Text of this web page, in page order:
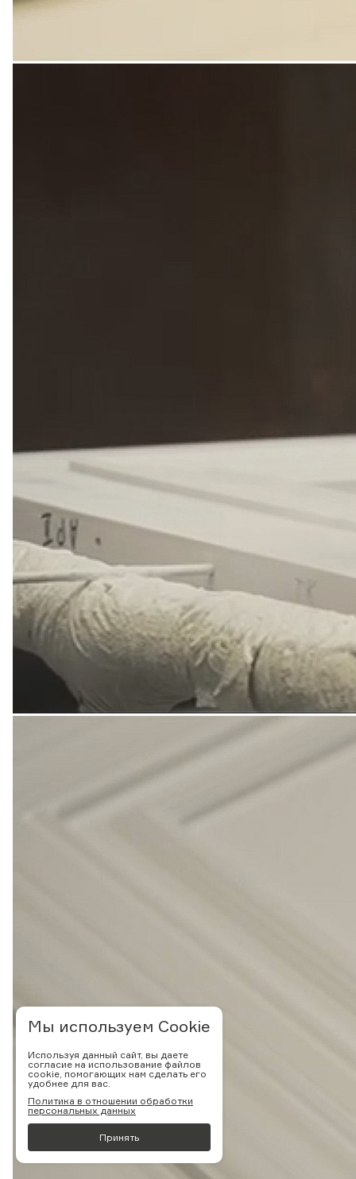
Мы используем Cookie
Используя данный сайт, вы даете
согласие на использование файлов
cookie, помогающих нам сделать его
удобнее для вас.
Политика в отношении обработки
персональных данных
Принять